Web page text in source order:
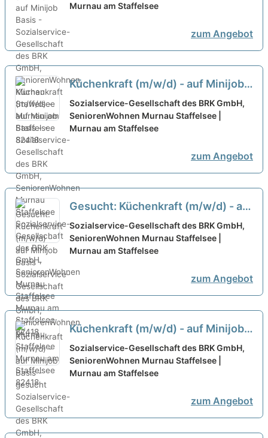
Murnau am Staffelsee
zum Angebot
Küchenkraft (m/w/d) - auf Minijob
Basis - - Sozialservice-
Gesellschaft des BRK GmbH,
SeniorenWohnen Murnau
Sozialservice-Gesellschaft des BRK GmbH,
SeniorenWohnen Murnau Staffelsee |
Murnau am Staffelsee
zum Angebot
Gesucht: Küchenkraft (m/w/d) - auf
Minijob Basis - neu
Sozialservice-Gesellschaft des BRK GmbH,
SeniorenWohnen Murnau Staffelsee |
Murnau am Staffelsee
zum Angebot
Küchenkraft (m/w/d) - auf Minijob
Basis - gesucht neu
Sozialservice-Gesellschaft des BRK GmbH,
SeniorenWohnen Murnau Staffelsee |
Murnau am Staffelsee
zum Angebot